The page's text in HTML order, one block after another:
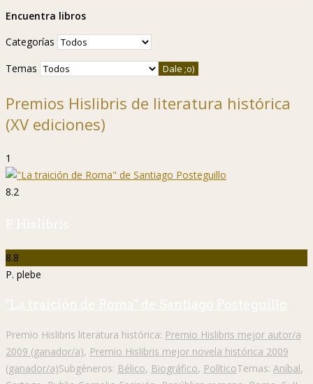
Encuentra libros
Categorías
Temas
Premios Hislibris de literatura histórica
(XV ediciones)
1
8.2
P. Hislibris
8.8
P. plebe
"La traición de Roma" de Santiago Posteguillo
Premio Hislibris literatura histórica: Premio Hislibris mejor autor/a
2009 (ganador/a), Premio Hislibris mejor novela histórica 2009
(ganador/a)Subgéneros: Bélico, Biográfico, PolíticoTemas: Aníbal,